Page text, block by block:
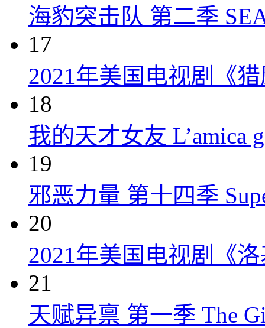
海豹突击队 第二季
17
2021年美国电视剧《
18
我的天才女友 L’amica
19
邪恶力量 第十四季
20
2021年美国电视剧《
21
天赋异禀 第一季 The